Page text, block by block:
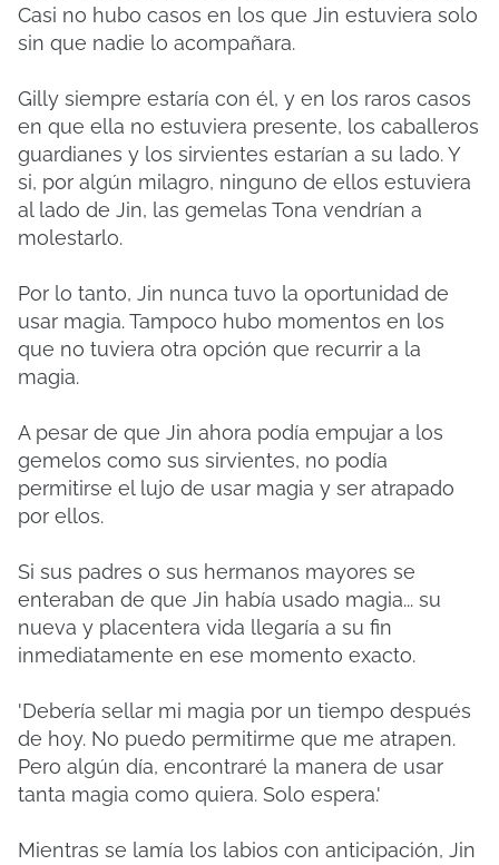
Casi no hubo casos en los que Jin estuviera solo
sin que nadie lo acompañara.
Gilly siempre estaría con él, y en los raros casos
en que ella no estuviera presente, los caballeros
guardianes y los sirvientes estarían a su lado. Y
si, por algún milagro, ninguno de ellos estuviera
al lado de Jin, las gemelas Tona vendrían a
molestarlo.
Por lo tanto, Jin nunca tuvo la oportunidad de
usar magia. Tampoco hubo momentos en los
que no tuviera otra opción que recurrir a la
magia.
A pesar de que Jin ahora podía empujar a los
gemelos como sus sirvientes, no podía
permitirse el lujo de usar magia y ser atrapado
por ellos.
Si sus padres o sus hermanos mayores se
enteraban de que Jin había usado magia... su
nueva y placentera vida llegaría a su fin
inmediatamente en ese momento exacto.
'Debería sellar mi magia por un tiempo después
de hoy. No puedo permitirme que me atrapen.
Pero algún día, encontraré la manera de usar
tanta magia como quiera. Solo espera.'
Mientras se lamía los labios con anticipación, Jin